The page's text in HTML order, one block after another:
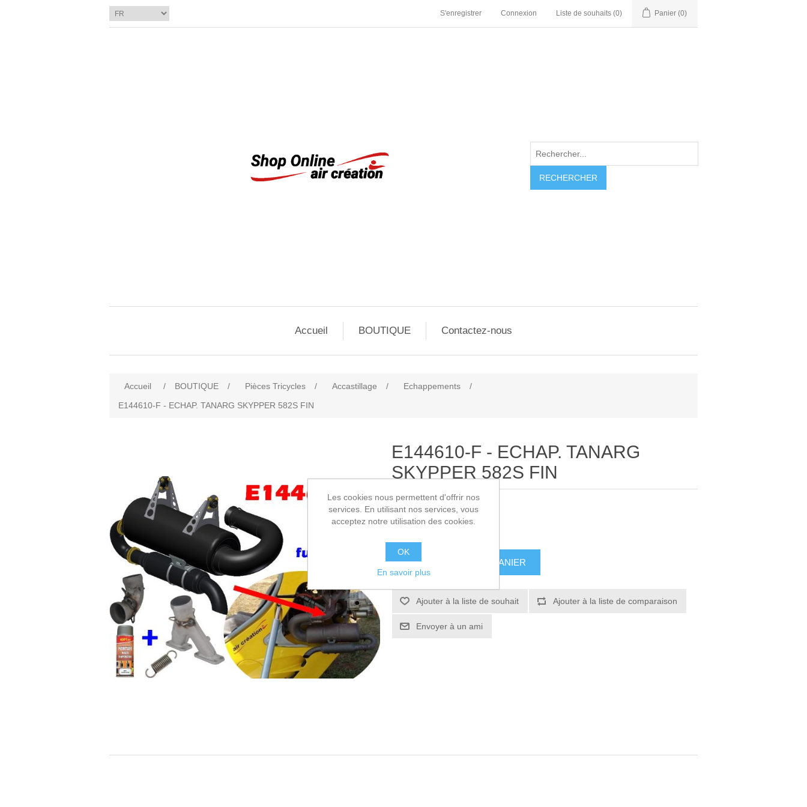
S'enregistrer Connexion Liste de souhaits (0) Panier (0)
RECHERCHER
Accueil BOUTIQUE Contactez-nous
Accueil / BOUTIQUE / Pièces Tricycles / Accastillage / Echappements
/
E144610-F - ECHAP. TANARG SKYPPER 582S FIN
E144610-F - ECHAP. TANARG
SKYPPER 582S FIN
SKU: E144610-F
AJOUTER AU PANIER
Ajouter à la liste de souhait Ajouter à la liste de comparaison
Envoyer à un ami
Les cookies nous permettent d'offrir nos
services. En utilisant nos services, vous
acceptez notre utilisation des cookies.
OK
En savoir plus